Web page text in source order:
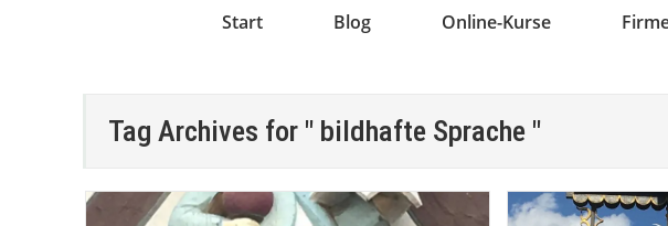
Start Blog Online-Kurse
Tag Archives for " bildhafte Sprache "